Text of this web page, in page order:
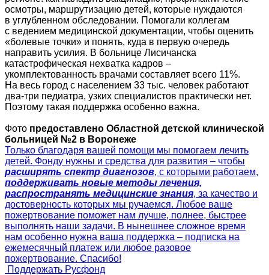
осмотры, маршрутизацию детей, которые нуждаются
в углубленном обследовании. Помогали коллегам
с ведением медицинской документации, чтобы оценить
«болевые точки» и понять, куда в первую очередь
направить усилия. В больнице Лисичанска
катастрофическая нехватка кадров –
укомплектованность врачами составляет всего 11%.
На весь город с населением 33 тыс. человек работают
два-три педиатра, узких специалистов практически нет.
Поэтому такая поддержка особенно важна.
Фото предоставлено Областной детской клинической
больницей №2 в Воронеже
Только благодаря вашей помощи мы помогаем лечить
детей. Фонду нужны и средства для развития – чтобы
расширять спектр диагнозов, с которыми работаем,
поддерживать новые методы лечения,
распространять медицинские знания, за качество и
достоверность которых мы ручаемся. Любое ваше
пожертвование поможет нам лучше, полнее, быстрее
выполнять наши задачи. В нынешнее сложное время
нам особенно нужна ваша поддержка – подписка на
ежемесячный платеж или любое разовое
пожертвование. Спасибо!
Поддержать Русфонд